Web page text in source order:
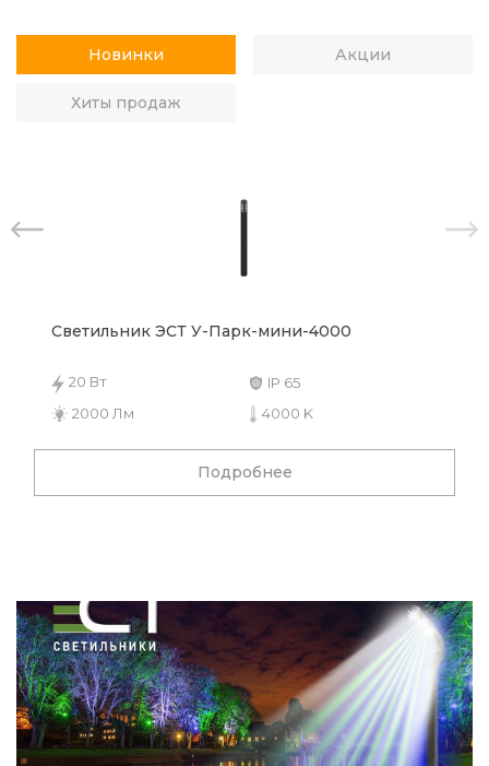
Новинки Акции
Хиты продаж
Светильник ЭСТ У-Парк-мини-4000
20 Вт
IP 65
2000 Лм
4000 K
Подробнее